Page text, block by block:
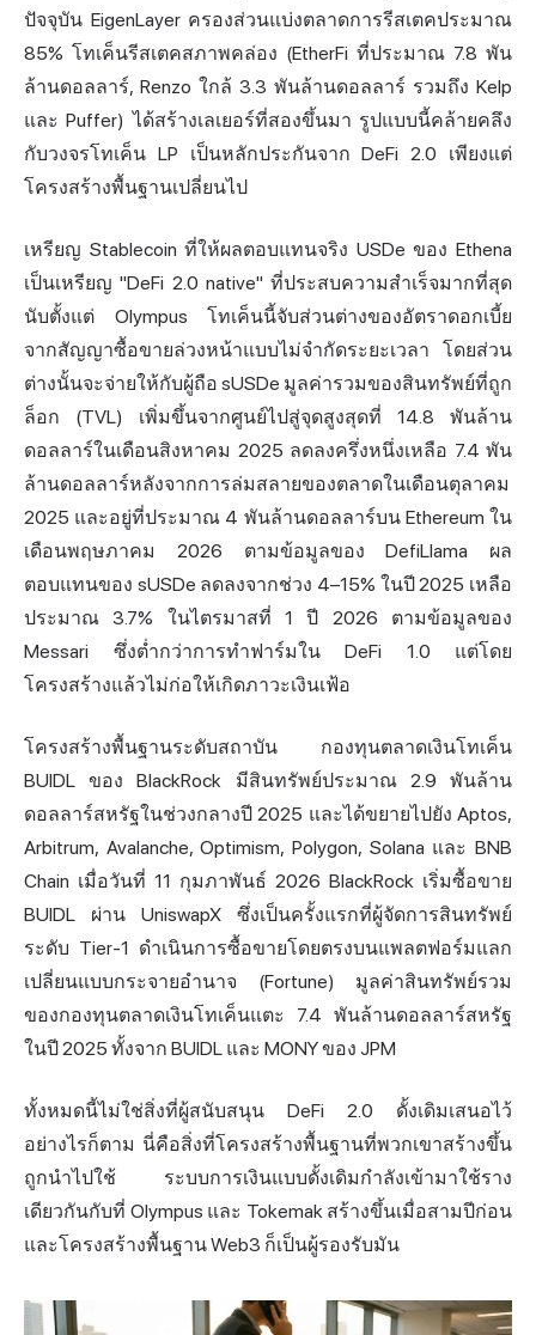
ปัจจุบัน EigenLayer ครองส่วนแบ่งตลาดการรีสเตคประมาณ
85% โทเค็นรีสเตคสภาพคล่อง (EtherFi ที่ประมาณ 7.8 พัน
ล้านดอลลาร์, Renzo ใกล้ 3.3 พันล้านดอลลาร์ รวมถึง Kelp
และ Puffer) ได้สร้างเลเยอร์ที่สองขึ้นมา รูปแบบนี้คล้ายคลึง
กับวงจรโทเค็น LP เป็นหลักประกันจาก DeFi 2.0 เพียงแต่
โครงสร้างพื้นฐานเปลี่ยนไป
เหรียญ Stablecoin ที่ให้ผลตอบแทนจริง USDe ของ Ethena
เป็นเหรียญ "DeFi 2.0 native" ที่ประสบความสำเร็จมากที่สุด
นับตั้งแต่ Olympus โทเค็นนี้จับส่วนต่างของอัตราดอกเบี้ย
จากสัญญาซื้อขายล่วงหน้าแบบไม่จำกัดระยะเวลา โดยส่วน
ต่างนั้นจะจ่ายให้กับผู้ถือ sUSDe มูลค่ารวมของสินทรัพย์ที่ถูก
ล็อก (TVL) เพิ่มขึ้นจากศูนย์ไปสู่จุดสูงสุดที่ 14.8 พันล้าน
ดอลลาร์ในเดือนสิงหาคม 2025 ลดลงครึ่งหนึ่งเหลือ 7.4 พัน
ล้านดอลลาร์หลังจากการล่มสลายของตลาดในเดือนตุลาคม
2025 และอยู่ที่ประมาณ 4 พันล้านดอลลาร์บน Ethereum ใน
เดือนพฤษภาคม 2026 ตามข้อมูลของ DefiLlama ผล
ตอบแทนของ sUSDe ลดลงจากช่วง 4–15% ในปี 2025 เหลือ
ประมาณ 3.7% ในไตรมาสที่ 1 ปี 2026 ตามข้อมูลของ
Messari ซึ่งต่ำกว่าการทำฟาร์มใน DeFi 1.0 แต่โดย
โครงสร้างแล้วไม่ก่อให้เกิดภาวะเงินเฟ้อ
โครงสร้างพื้นฐานระดับสถาบัน กองทุนตลาดเงินโทเค็น
BUIDL ของ BlackRock มีสินทรัพย์ประมาณ 2.9 พันล้าน
ดอลลาร์สหรัฐในช่วงกลางปี 2025 และได้ขยายไปยัง Aptos,
Arbitrum, Avalanche, Optimism, Polygon, Solana และ BNB
Chain เมื่อวันที่ 11 กุมภาพันธ์ 2026 BlackRock เริ่มซื้อขาย
BUIDL ผ่าน UniswapX ซึ่งเป็นครั้งแรกที่ผู้จัดการสินทรัพย์
ระดับ Tier-1 ดำเนินการซื้อขายโดยตรงบนแพลตฟอร์มแลก
เปลี่ยนแบบกระจายอำนาจ (Fortune) มูลค่าสินทรัพย์รวม
ของกองทุนตลาดเงินโทเค็นแตะ 7.4 พันล้านดอลลาร์สหรัฐ
ในปี 2025 ทั้งจาก BUIDL และ MONY ของ JPM
ทั้งหมดนี้ไม่ใช่สิ่งที่ผู้สนับสนุน DeFi 2.0 ดั้งเดิมเสนอไว้
อย่างไรก็ตาม นี่คือสิ่งที่โครงสร้างพื้นฐานที่พวกเขาสร้างขึ้น
ถูกนำไปใช้ ระบบการเงินแบบดั้งเดิมกำลังเข้ามาใช้ราง
เดียวกันกับที่ Olympus และ Tokemak สร้างขึ้นเมื่อสามปีก่อน
และโครงสร้างพื้นฐาน Web3 ก็เป็นผู้รองรับมัน